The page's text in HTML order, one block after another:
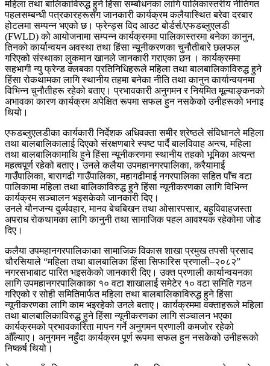
महिला तथा बालिकाविरुद्ध हुने हिंसा सम्बोधनका लागि पालिकास्तरीय नीतिगत
पहलसम्बन्धी पत्रकारहरूसँग जानकारी कार्यक्रम कलैयास्थित बरेवा दरबार
होटलमा सम्पन्न भएको छ। फ्रेन्ड्स विद आउट बोर्डर्स/एफडब्लुएलडी
(FWLD) को आयोजनामा सम्पन्न कार्यक्रममा पालिकास्तरमा बनेका कानुन,
तिनको कार्यान्वयन अवस्था तथा हिंसा न्यूनीकरणका चुनौतीबारे छलफल
गरिएको संस्थाका लुकमान खानले जानकारी गराएका छन । कार्यक्रममा
सहभागी न्यु फ्रेन्ड क्लबका प्रतिनिधिहरूले महिला तथा बालबालिकाविरुद्ध हुने
हिंसा रोकथामका लागि स्थानीय तहमा बनेका नीति तथा कानुन कार्यान्वयनमा
विभिन्न चुनौतीहरू रहेको बताए। प्रभावकारी अनुगमन र नियमित मूल्याङ्कनको
अभावका कारण कार्यक्रम अपेक्षित रूपमा सफल हुन नसकेको उनीहरूको भनाइ
थियो।
एफडब्लुएलडीका कार्यकारी निर्देशक अधिवक्ता समीर श्रेष्ठले संविधानले महिला
तथा बालबालिकालाई दिएको संरक्षणबारे स्पष्ट पार्दै बालविवाह अन्त्य, महिला
तथा बालबालिकामाथि हुने हिंसा न्यूनीकरणमा स्थानीय तहको भूमिका अत्यन्त
महत्वपूर्ण रहेको बताए। उनले कलैया उपमहानगरपालिका, करैयामाई
गाउँपालिका, बारागढी गाउँपालिका, महागढीमाई नगरपालिका सहित पाँच वटा
पालिकामा महिला तथा बालिकाविरुद्ध हुने हिंसा न्यूनीकरणका लागि विभिन्न
कार्यक्रम सञ्चालन भइसकेको जानकारी दिए।
उनले यौनजन्य दुर्व्यवहार, मानव बेचबिखन तथा ओसारपसार, बहुविवाहजस्ता
अपराध रोकथामका लागि कानुनी तथा सामाजिक पहल आवश्यक रहेकोमा जोड
दिए।
कलैया उपमहानगरपालिकाका सामाजिक विकास शाखा प्रमुख तपसी प्रसाद
चौरसियाले “महिला तथा बालबालिका हिंसा सिफारिस प्रणाली–२०८२”
नगरसभाबाट पारित भइसकेको जानकारी दिए। उक्त प्रणाली कार्यान्वयनका
लागि उपमहानगरपालिकाका १० वटा शाखालाई समेटेर १० वटा समिति गठन
गरिएको र सोही समितिमार्फत महिला तथा बालबालिकाविरुद्ध हुने हिंसा
न्यूनीकरणका लागि काम भइरहेको उनले बताए। कार्यक्रममा वक्ताहरूले महिला
तथा बालबालिकाविरुद्ध हुने हिंसा न्यूनीकरणका लागि सञ्चालन भएका
कार्यक्रमको प्रभावकारिता मापन गर्ने अनुगमन प्रणाली कमजोर रहेको
औँल्याए। अनुगमन नहुँदा कार्यक्रम पूर्ण रूपमा सफल हुन नसकेको उनीहरूको
निष्कर्ष थियो।